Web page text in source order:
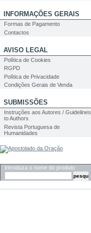
INFORMAÇÕES GERAIS
Formas de Pagamento
Contactos
AVISO LEGAL
Política de Cookies
RGPD
Política de Privacidade
Condições Gerais de Venda
SUBMISSÕES
Instruções aos Autores / Guidelines
to Authors
Revista Portuguesa de
Humanidades
Introduza o nome do produto